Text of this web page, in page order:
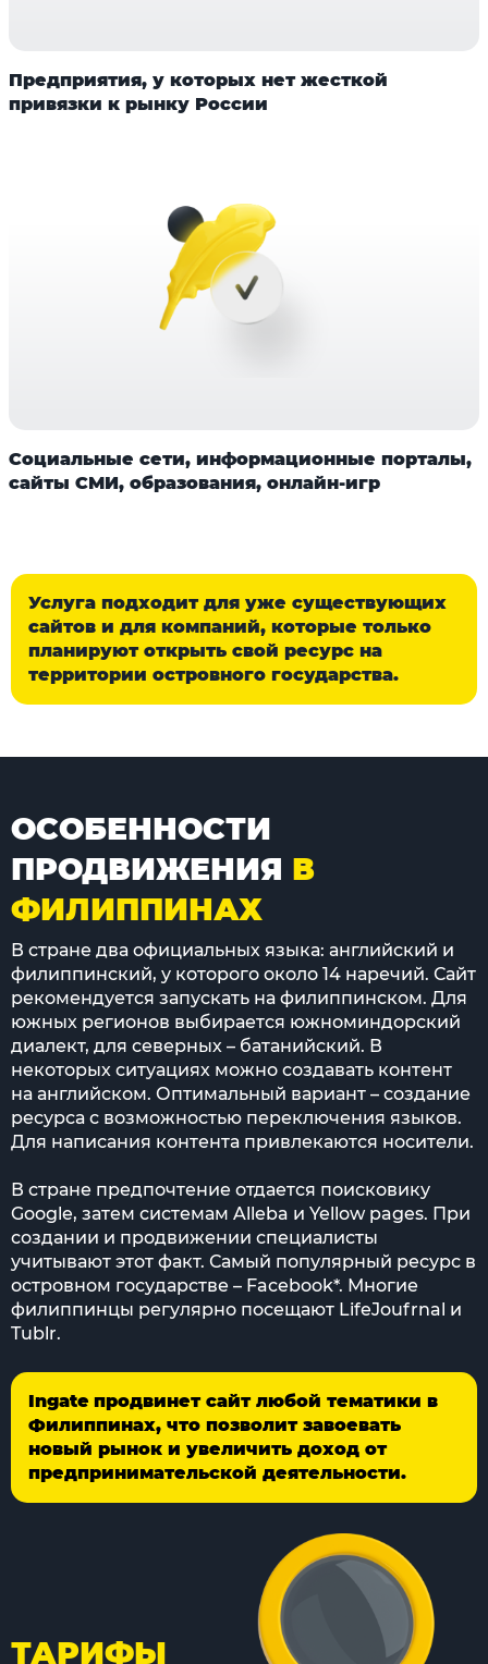
Предприятия, у которых нет жесткой
привязки к рынку России
Социальные сети, информационные порталы,
сайты СМИ, образования, онлайн-игр
Услуга подходит для уже существующих
сайтов и для компаний, которые только
планируют открыть свой ресурс на
территории островного государства.
ОСОБЕННОСТИ
ПРОДВИЖЕНИЯ В
ФИЛИППИНАХ
В стране два официальных языка: английский и
филиппинский, у которого около 14 наречий. Сайт
рекомендуется запускать на филиппинском. Для
южных регионов выбирается южноминдорский
диалект, для северных – батанийский. В
некоторых ситуациях можно создавать контент
на английском. Оптимальный вариант – создание
ресурса с возможностью переключения языков.
Для написания контента привлекаются носители.
В стране предпочтение отдается поисковику
Google, затем системам Alleba и Yellow pages. При
создании и продвижении специалисты
учитывают этот факт. Самый популярный ресурс в
островном государстве – Facebook*. Многие
филиппинцы регулярно посещают LifeJoufrnal и
Tublr.
Ingate продвинет сайт любой тематики в
Филиппинах, что позволит завоевать
новый рынок и увеличить доход от
предпринимательской деятельности.
ТАРИФЫ